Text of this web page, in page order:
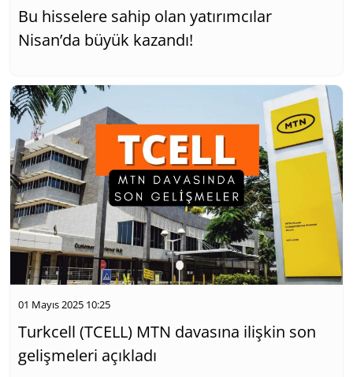
Bu hisselere sahip olan yatırımcılar
Nisan’da büyük kazandı!
01 Mayıs 2025 10:25
Turkcell (TCELL) MTN davasına ilişkin son
gelişmeleri açıkladı